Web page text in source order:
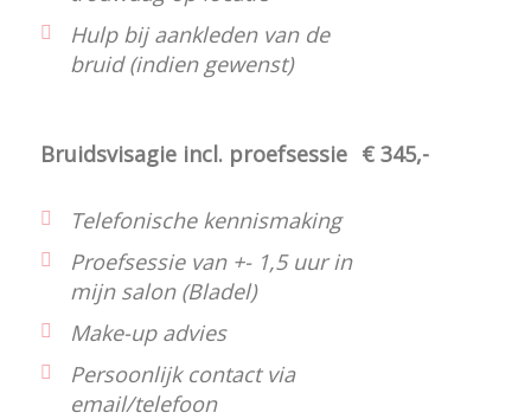
Hulp bij aankleden van de
bruid (indien gewenst)
Bruidsvisagie incl. proefsessie € 345,-
Telefonische kennismaking
Proefsessie van +- 1,5 uur in
mijn salon (Bladel)
Make-up advies
Persoonlijk contact via
email/telefoon